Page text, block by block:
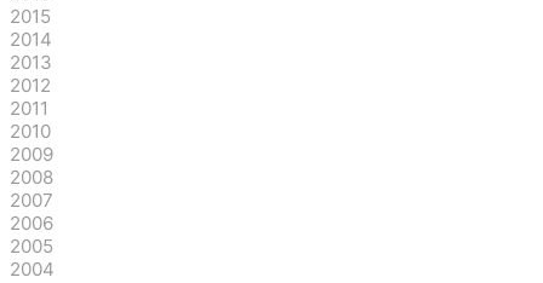
2015
2014
2013
2012
2011
2010
2009
2008
2007
2006
2005
2004